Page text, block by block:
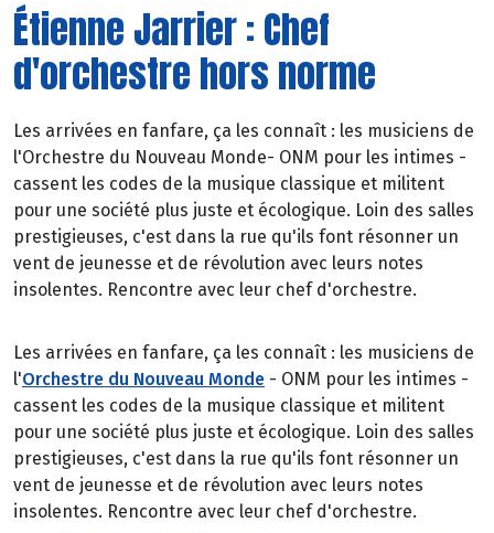
Étienne Jarrier : Chef
d'orchestre hors norme
Les arrivées en fanfare, ça les connaît : les musiciens de
l'Orchestre du Nouveau Monde- ONM pour les intimes -
cassent les codes de la musique classique et militent
pour une société plus juste et écologique. Loin des salles
prestigieuses, c'est dans la rue qu'ils font résonner un
vent de jeunesse et de révolution avec leurs notes
insolentes. Rencontre avec leur chef d'orchestre.
Les arrivées en fanfare, ça les connaît : les musiciens de
l'Orchestre du Nouveau Monde - ONM pour les intimes -
cassent les codes de la musique classique et militent
pour une société plus juste et écologique. Loin des salles
prestigieuses, c'est dans la rue qu'ils font résonner un
vent de jeunesse et de révolution avec leurs notes
insolentes. Rencontre avec leur chef d'orchestre.